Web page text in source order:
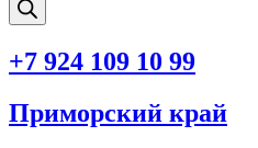
+7 924 109 10 99
Приморский край